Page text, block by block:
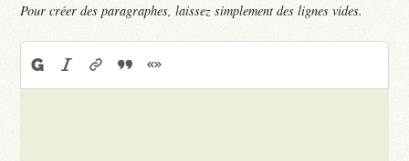
Pour créer des paragraphes, laissez simplement des lignes vides.